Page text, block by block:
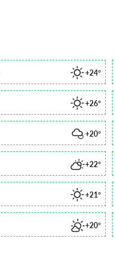
+24°
+26°
+20°
+22°
+21°
+20°